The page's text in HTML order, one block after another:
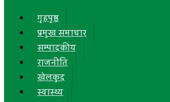
गृहपृष्ठ
प्रमुख समाचार
सम्पादकीय
राजनीति
खेलकुद
स्वास्थ्य